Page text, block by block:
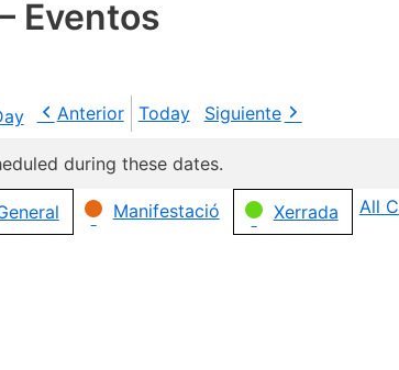
Eventos
Anterior Today Siguiente
during these dates.
Manifestació Xerrada All